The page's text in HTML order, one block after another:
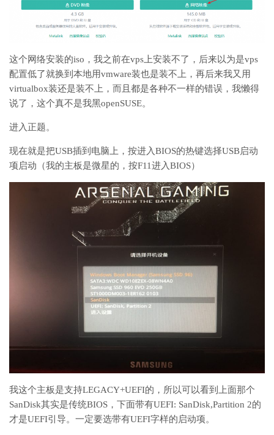
这个网络安装的iso，我之前在vps上安装不了，后来以为是vps
配置低了就换到本地用vmware装也是装不上，再后来我又用
virtualbox装还是装不上，而且都是各种不一样的错误，我懒得
说了，这个真不是我黑openSUSE。
进入正题。
现在就是把USB插到电脑上，按进入BIOS的热键选择USB启动
项启动（我的主板是微星的，按F11进入BIOS）
我这个主板是支持LEGACY+UEFI的，所以可以看到上面那个
SanDisk其实是传统BIOS，下面带有UEFI: SanDisk,Partition 2的
才是UEFI引导。一定要选带有UEFI字样的启动项。